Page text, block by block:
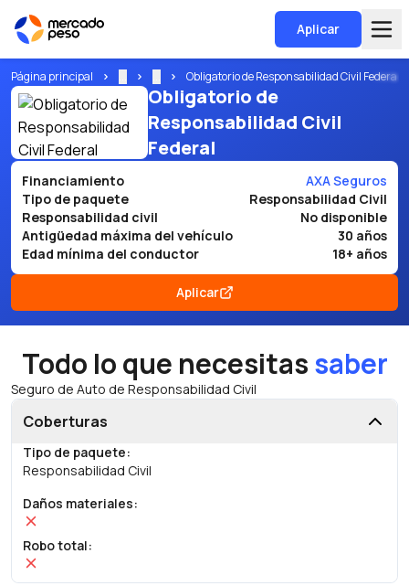
Aplicar
Página principal Obligatorio de Responsabilidad Civil Federal
Obligatorio de
Responsabilidad Civil
Federal
Financiamiento
AXA Seguros
Tipo de paquete
Responsabilidad Civil
Responsabilidad civil
No disponible
Antigüedad máxima del vehículo
30 años
Edad mínima del conductor
18+ años
Aplicar
Todo lo que necesitassaber
Seguro de Auto de Responsabilidad Civil
Coberturas
Tipo de paquete:
Responsabilidad Civil
Daños materiales:
Robo total: